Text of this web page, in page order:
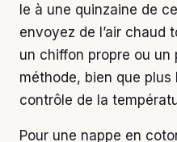
le à une quinzaine de
envoyez de l’air chaud
un chiffon propre ou un
méthode, bien que
contrôle de la
Pour une nappe en